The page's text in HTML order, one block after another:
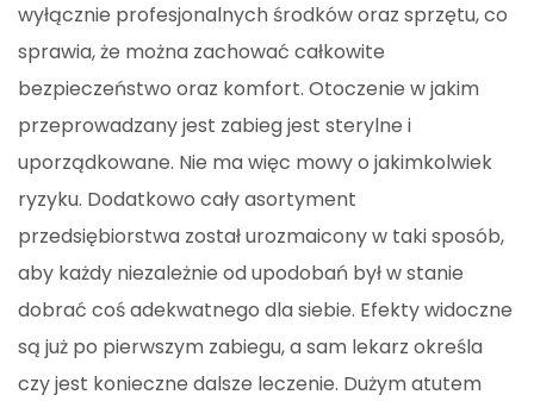
wyłącznie profesjonalnych środków oraz sprzętu, co
sprawia, że można zachować całkowite
bezpieczeństwo oraz komfort. Otoczenie w jakim
przeprowadzany jest zabieg jest sterylne i
uporządkowane. Nie ma więc mowy o jakimkolwiek
ryzyku. Dodatkowo cały asortyment
przedsiębiorstwa został urozmaicony w taki sposób,
aby każdy niezależnie od upodobań był w stanie
dobrać coś adekwatnego dla siebie. Efekty widoczne
są już po pierwszym zabiegu, a sam lekarz określa
czy jest konieczne dalsze leczenie. Dużym atutem